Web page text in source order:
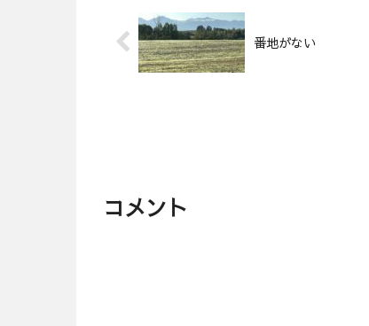
番地がない
コメント